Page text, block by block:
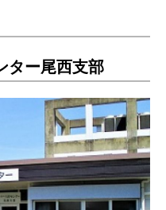
ター尾西支部